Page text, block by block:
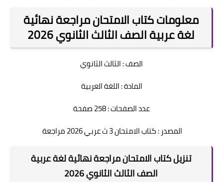
معلومات كتاب الامتحان مراجعة نهائية
لغة عربية الصف الثالث الثانوي 2026
الصف : الثالث الثانوي
المادة : اللغة العربية
عدد الصفحات : 258 صفحة
المصدر : كتاب الامتحان 3 ث عربي 2026 مراجعة
تنزيل كتاب الامتحان مراجعة نهائية لغة عربية
الصف الثالث الثانوي 2026